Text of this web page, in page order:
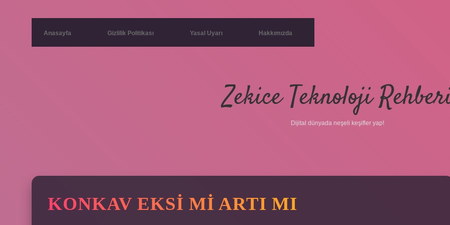
Anasayfa Gizlilik Politikası Yasal Uyarı Hakkımızda
Zekice Teknoloji
Dijital dünyada neşeli keşifler yap!
KONKAV EKSI MI ARTI MI